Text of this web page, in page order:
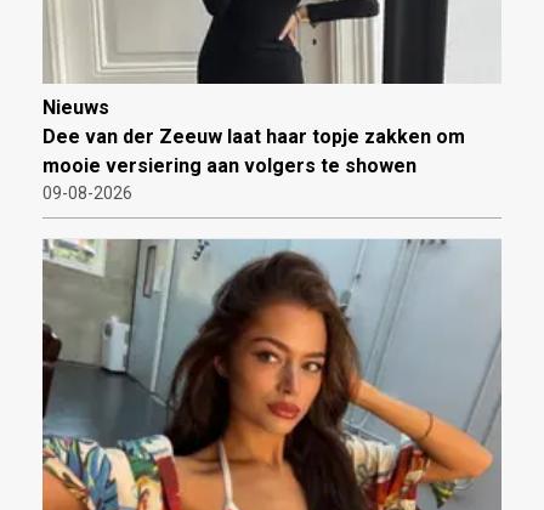
Nieuws
Dee van der Zeeuw laat haar topje zakken om
mooie versiering aan volgers te showen
09-08-2026